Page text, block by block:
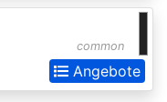
common
Angebote